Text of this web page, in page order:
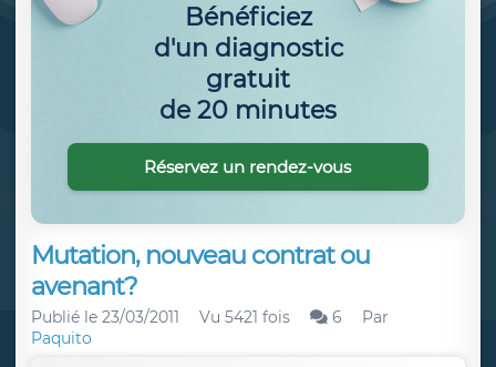
Mutation, nouveau contrat ou
avenant?
Publié le 23/03/2011 Vu 5421 fois 6
Par
Paquito
Bénéficiez
d'un diagnostic
gratuit
de 20 minutes
Réservez un rendez-vous